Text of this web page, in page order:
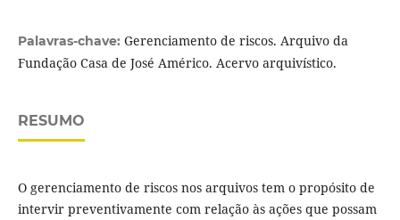
Palavras-chave: Gerenciamento de riscos. Arquivo da
Fundação Casa de José Américo. Acervo arquivístico.
RESUMO
O gerenciamento de riscos nos arquivos tem o propósito de
intervir preventivamente com relação às ações que possam